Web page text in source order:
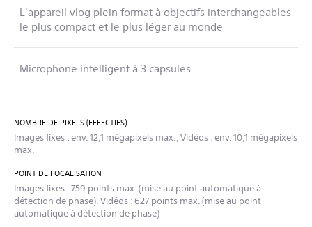
L'appareil vlog plein format à objectifs interchangeables
le plus compact et le plus léger au monde
Microphone intelligent à 3 capsules
NOMBRE DE PIXELS (EFFECTIFS)
Images fixes : env. 12,1 mégapixels max., Vidéos : env. 10,1 mégapixels
max.
POINT DE FOCALISATION
Images fixes : 759 points max. (mise au point automatique à
détection de phase), Vidéos : 627 points max. (mise au point
automatique à détection de phase)